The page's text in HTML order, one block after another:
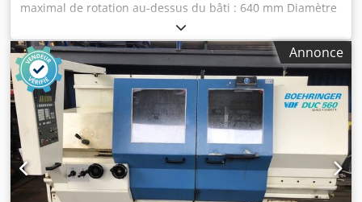
maximal de rotation au-dessus du bâti : 640 mm Diamètre
maximal de rotation au-dessus de la poupée mobile : 435
mm Commande numérique Siemens SINUMERIK 810D pl
Plage de vitesse : 3 - 2 500 tr/min Distance entre les
pointes : 2 000 mm Alésage de la broche : 70 mm Diamètre
de la broche au niveau du roulement avant : 100 mm Tour
parallèle - commande à cycle | VDF-BOERHRINGER - DUS
630 ti La machine est en bon état. Veuillez noter que les
détails techniques ont été ajoutés à partir de machines
comparables. - - - - - - - - - - - - - - - - - - - - - - - - - - - - - - - - - -
- - - - - - #Tags : DUS630ti | DUS 630ti | DUS 630 ti
Crodpszaf Hnsfx Aicof
Annonce